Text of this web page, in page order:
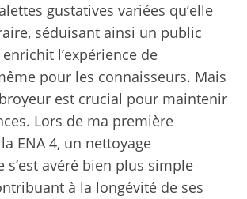
gustatives variées qu’elle
séduisant ainsi un public
l’expérience de
pour les connaisseurs. Mais
est crucial pour maintenir
Lors de ma première
ENA 4, un nettoyage
s’est avéré bien plus simple
à la longévité de ses